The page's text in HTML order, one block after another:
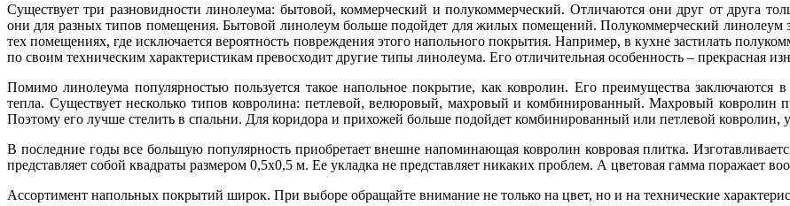
Существует три разновидности линолеума: бытовой, коммерческий и полукоммерческий. Отличаются они друг от друга
они для разных типов помещения. Бытовой линолеум больше подойдет для жилых помещений. Полукоммерческий линолеум
тех помещениях, где исключается вероятность повреждения этого напольного покрытия. Например, в кухне застилать
по своим техническим характеристикам превосходит другие типы линолеума. Его отличительная особенность – прекрасная
Помимо линолеума популярностью пользуется такое напольное покрытие, как ковролин. Его преимущества заключаются
тепла. Существует несколько типов ковролина: петлевой, велюровый, махровый и комбинированный. Махровый ковролин
Поэтому его лучше стелить в спальни. Для коридора и прихожей больше подойдет комбинированный или петлевой ковролин,
В последние годы все большую популярность приобретает внешне напоминающая ковролин ковровая плитка.
представляет собой квадраты размером 0,5х0,5 м. Ее укладка не представляет никаких проблем. А цветовая гамма поражает
Ассортимент напольных покрытий широк. При выборе обращайте внимание не только на цвет, но и на технические